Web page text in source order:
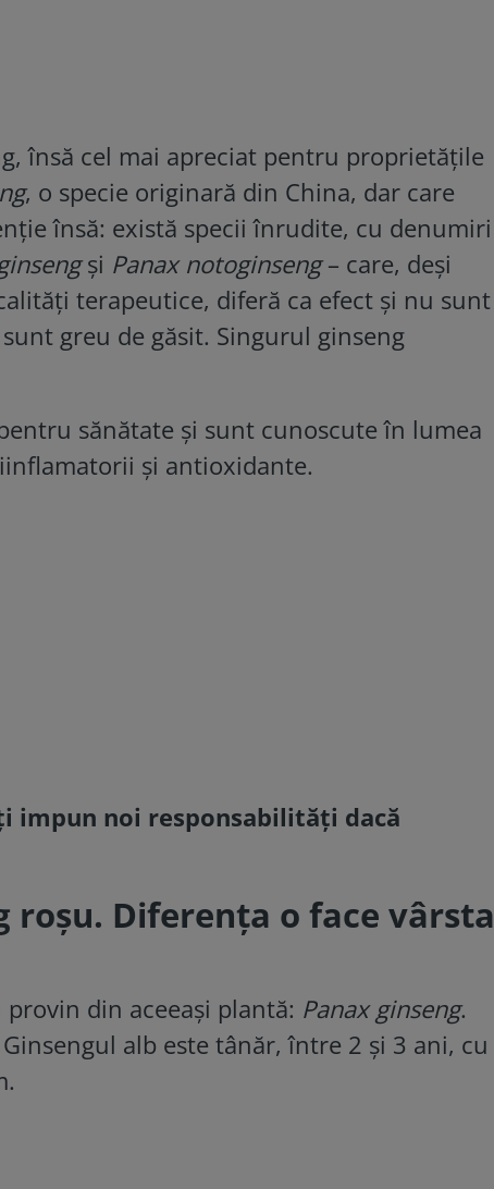
însă cel mai apreciat pentru proprietățile
, o specie originară din China, dar care
însă: există specii înrudite, cu denumiri
și Panax notoginseng– care, deși
terapeutice, diferă ca efect și nu sunt
greu de găsit. Singurul ginseng
sănătate și sunt cunoscute în lumea
și antioxidante.
impun noi responsabilități dacă
roșu. Diferența o face vârsta
din aceeași plantă: Panax ginseng.
alb este tânăr, între 2 și 3 ani, cu